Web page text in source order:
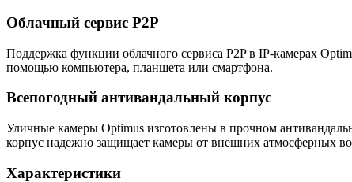
Облачный сервис P2P
Поддержка функции облачного сервиса P2P в IP-камерах
помощью компьютера, планшета или смартфона.
Всепогодный антивандальный корпус
Уличные камеры Optimus изготовлены в прочном
корпус надежно защищает камеры от внешних атмосферных
Характеристики